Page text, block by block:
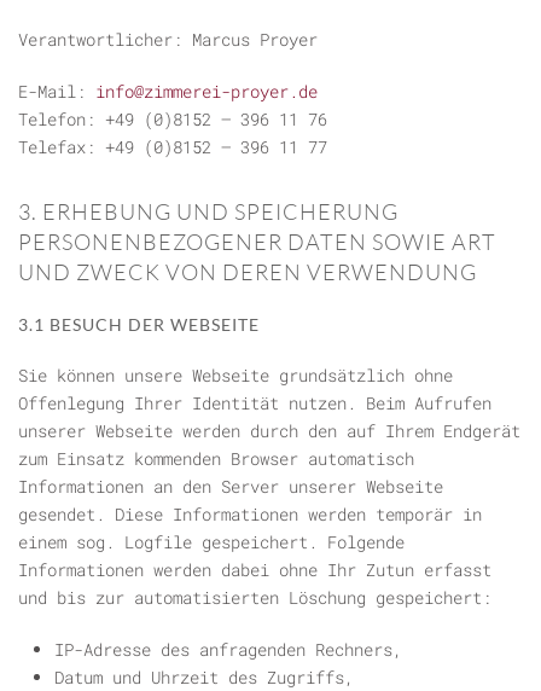
Verantwortlicher: Marcus Proyer
E-Mail: info@zimmerei-proyer.de
Telefon: +49 (0)8152 – 396 11 76
Telefax: +49 (0)8152 – 396 11 77
3. ERHEBUNG UND SPEICHERUNG
PERSONENBEZOGENER DATEN SOWIE ART
UND ZWECK VON DEREN VERWENDUNG
3.1 BESUCH DER WEBSEITE
Sie können unsere Webseite grundsätzlich ohne
Offenlegung Ihrer Identität nutzen. Beim Aufrufen
unserer Webseite werden durch den auf Ihrem Endgerät
zum Einsatz kommenden Browser automatisch
Informationen an den Server unserer Webseite
gesendet. Diese Informationen werden temporär in
einem sog. Logfile gespeichert. Folgende
Informationen werden dabei ohne Ihr Zutun erfasst
und bis zur automatisierten Löschung gespeichert:
IP-Adresse des anfragenden Rechners,
Datum und Uhrzeit des Zugriffs,